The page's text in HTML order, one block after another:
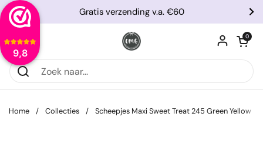
9,8
Ga naar content
Vorige
Gratis verzending v.a. €60
Menu openen
0
Home / Collecties / Scheepjes Maxi Sweet Treat 245 Green Yellow